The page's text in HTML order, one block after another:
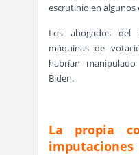
escrutinio en algunos
Los abogados del
máquinas de
habrían
Biden.
La propia
imputaciones